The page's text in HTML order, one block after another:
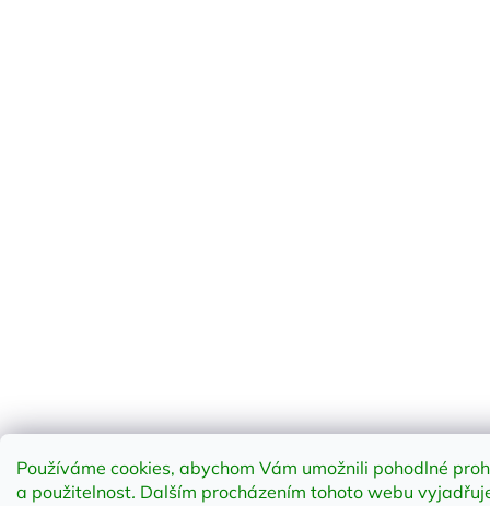
Používáme cookies, abychom Vám umožnili pohodlné
a použitelnost. Dalším procházením tohoto webu